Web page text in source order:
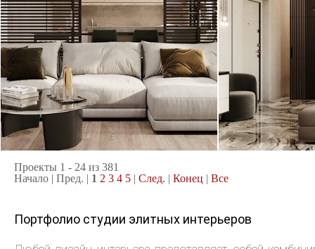
Интерьер большой трехкомнатной
квартиры в Санкт-Петербурге
выполнен в современном стиле ...
квартира, 104 м2
Современный минимализм
выполнен в
ар-деко.
квартира, 100
Проекты 1 - 24 из 381
Начало | Пред. | 1 2 3 4 5 | След. | Конец | Все
Портфолио студии элитных интерьеров